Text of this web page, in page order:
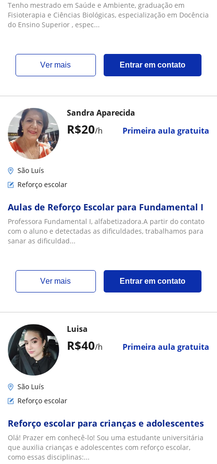
Tenho mestrado em Saúde e Ambiente, graduação em
Fisioterapia e Ciências Biológicas, especialização em Docência
do Ensino Superior , espec...
ver mais Entrar em contato
R$20/h Primeira aula gratuita
Sandra Aparecida
São Luís
Reforço escolar
Aulas de Reforço Escolar para Fundamental I
Professora Fundamental I, alfabetizadora.A partir do contato
com o aluno e detectadas as dificuldades, trabalhamos para
sanar as dificuldad...
ver mais Entrar em contato
R$40/h Primeira aula gratuita
Luisa
São Luís
Reforço escolar
Reforço escolar para crianças e adolescentes
Olá! Prazer em conhecê-lo! Sou uma estudante universitária
que auxilia crianças e adolescentes com reforço escolar,
como essas disciplinas:...